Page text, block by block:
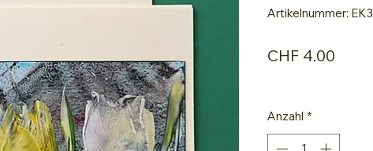
Artikelnummer:
CHF 4.00
Anzahl *